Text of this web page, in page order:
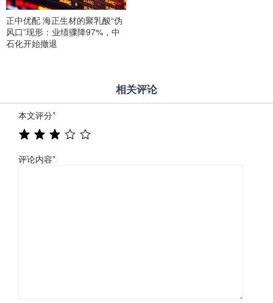
正中优配 海正生材的聚乳酸“伪
风口”现形：业绩骤降97%，中
石化开始撤退
相关评论
本文评分*
评论内容*